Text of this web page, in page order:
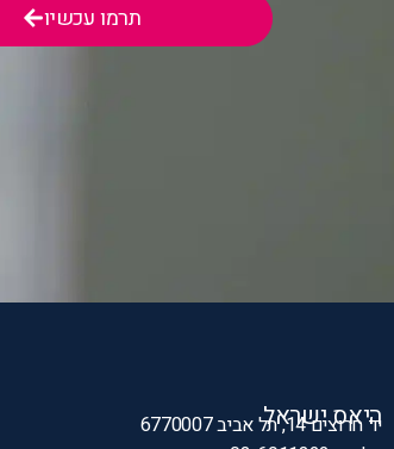
תרמו עכשיו
היאס ישראל
יד חרוצים 14, תל אביב 6770007